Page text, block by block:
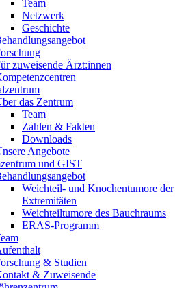
Team
Netzwerk
Geschichte
zuweisende Ärzt:innen
das Zentrum
Team
Zahlen & Fakten
Downloads
Angebote
und GIST
Weichteil- und Knochentumore der
Extremitäten
Weichteiltumore des Bauchraums
ERAS-Programm
& Studien
& Zuweisende